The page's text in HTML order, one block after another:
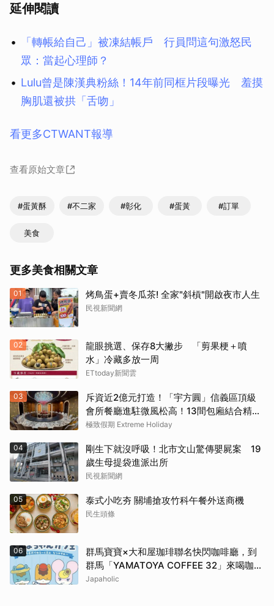
延伸閱讀
「轉帳給自己」被凍結帳戶 行員問這句激怒民
眾：當起心理師？
Lulu曾是陳漢典粉絲！14年前同框片段曝光 羞摸
胸肌還被拱「舌吻」
看更多CTWANT報導
查看原始文章
#蛋黃酥 #不二家 #彰化 #蛋黃 #訂單
美食
更多美食相關文章
01 烤鳥蛋+賣冬瓜茶! 全家"斜槓"開啟夜市人生
民視新聞網
02
龍眼挑選、保存8大撇步 「剪果梗＋噴
水」冷藏多放一周
ETtoday新聞雲
03
斥資近2億元打造！「宇方圓」信義區頂級
會所餐廳進駐微風松高！13間包廂結合精緻
粵菜與社交娛樂
極致假期 Extreme Holiday
04
剛生下就沒呼吸！北市文山驚傳嬰屍案 19
歲生母提袋進派出所
民視新聞網
05 泰式小吃夯 關埔搶攻竹科午餐外送商機
民生頭條
06
群馬寶寶×大和屋珈琲聯名快閃咖啡廳，到
群馬「YAMATOYA COFFEE 32」來喝咖啡
吧
Japaholic